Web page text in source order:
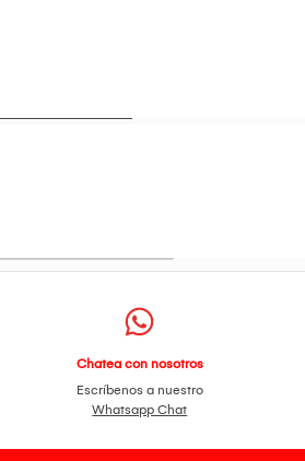
Chatea con nosotros
Escríbenos a nuestro
Whatsapp Chat